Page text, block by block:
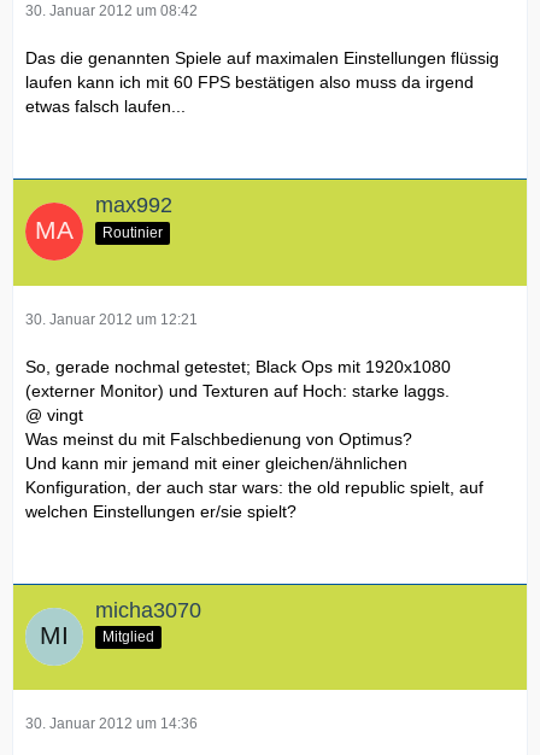
30. Januar 2012 um 08:42
Das die genannten Spiele auf maximalen Einstellungen flüssig
laufen kann ich mit 60 FPS bestätigen also muss da irgend
etwas falsch laufen...
max992
Routinier
30. Januar 2012 um 12:21
So, gerade nochmal getestet; Black Ops mit 1920x1080
(externer Monitor) und Texturen auf Hoch: starke laggs.
@ vingt
Was meinst du mit Falschbedienung von Optimus?
Und kann mir jemand mit einer gleichen/ähnlichen
Konfiguration, der auch star wars: the old republic spielt, auf
welchen Einstellungen er/sie spielt?
micha3070
Mitglied
30. Januar 2012 um 14:36